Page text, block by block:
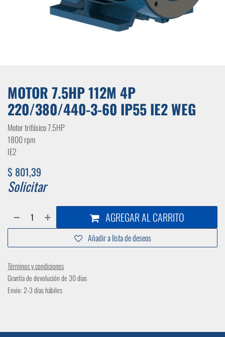
MOTOR 7.5HP 112M 4P
220/380/440-3-60 IP55 IE2 WEG
Motor trifásico 7.5HP
1800 rpm
IE2
$ 801,39
Solicitar
AGREGAR AL CARRITO
Añadir a lista de deseos
Términos y condiciones
Grantía de devolución de 30 días
Envío: 2-3 días hábiles